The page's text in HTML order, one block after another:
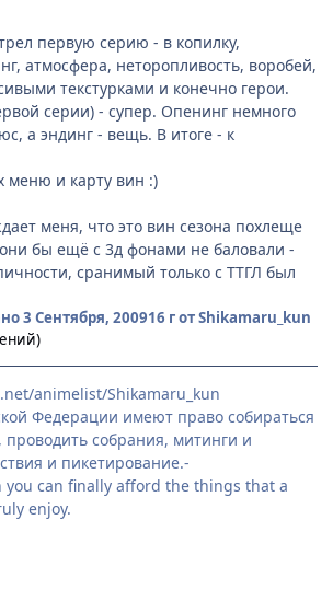
первую серию - в копилку,
атмосфера, неторопливость, воробей,
текстурками и конечно герои.
серии) - супер. Опенинг немного
а эндинг - вещь. В итоге - к
меню и карту вин :)
меня, что это вин сезона похлеще
бы ещё с 3д фонами не баловали -
сранимый только с ТТГЛ был
3 Сентября, 200916 гот Shikamaru_kun
animelist/Shikamaru_kun
Федерации имеют право собираться
собрания, митинги и
и пикетирование.-
you can finally afford the things that a
enjoy.